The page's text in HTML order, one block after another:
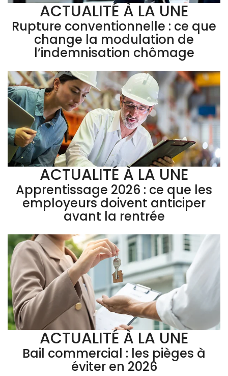
ACTUALITÉ À LA UNE
Rupture conventionnelle : ce que
change la modulation de
l’indemnisation chômage
ACTUALITÉ À LA UNE
Apprentissage 2026 : ce que les
employeurs doivent anticiper
avant la rentrée
ACTUALITÉ À LA UNE
Bail commercial : les pièges à
éviter en 2026